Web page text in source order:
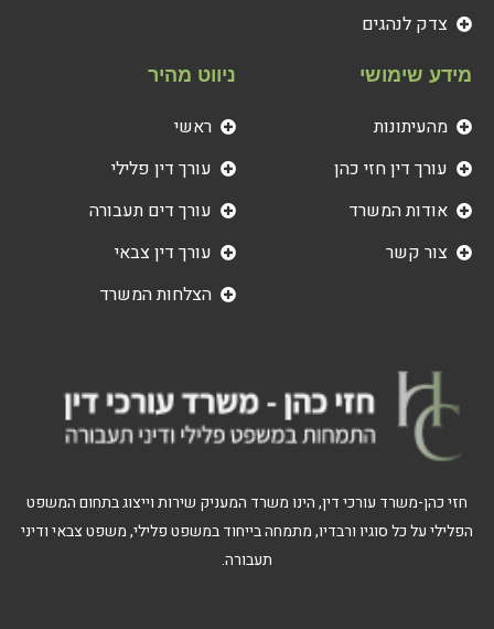
חזי כהן-משרד עורכי דין, הינו משרד המעניק שירות וייצוג בתחום המשפט
הפלילי על כל סוגיו ורבדיו, מתמחה בייחוד במשפט פלילי, משפט צבאי ודיני
תעבורה.
ניווט מהיר
ראשי
עורך דין פלילי
עורך דים תעבורה
עורך דין צבאי
הצלחות המשרד
מידע שימושי
מהעיתונות
עורך דין חזי כהן
אודות המשרד
צור קשר
צדק לנהגים